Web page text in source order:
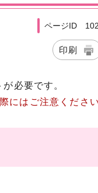
ページID
印刷
必要です。
にはご注意ください